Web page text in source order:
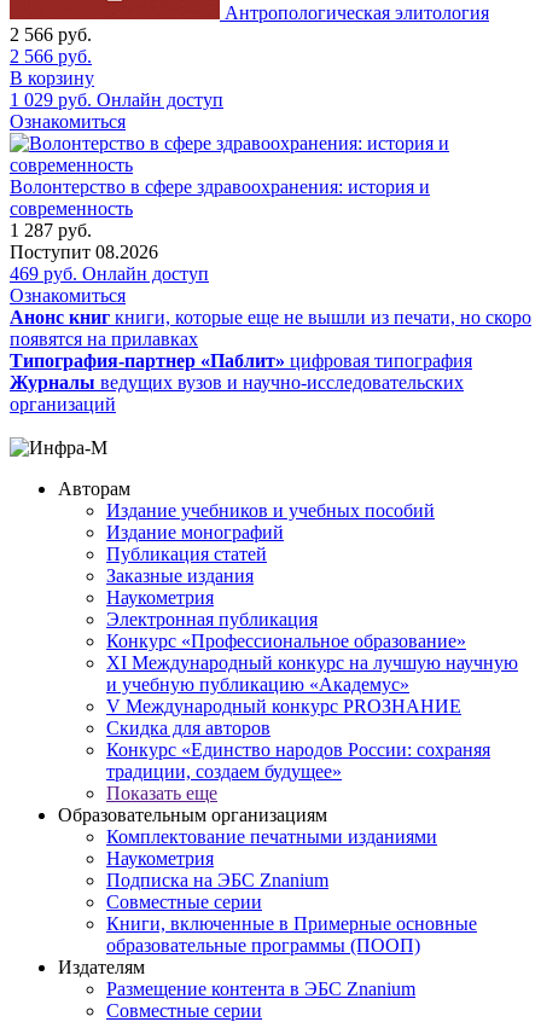
Антропологическая элитология
2 566 руб.
2 566 руб.
В корзину
1 029 руб. Онлайн доступ
Ознакомиться
Волонтерство в сфере здравоохранения: история и
современность
1 287 руб.
Поступит 08.2026
469 руб. Онлайн доступ
Ознакомиться
Анонс книг книги, которые еще не вышли из печати, но скоро
появятся на прилавках
Типография-партнер «Паблит» цифровая типография
Журналы ведущих вузов и научно-исследовательских
организаций
Авторам
Издание учебников и учебных пособий
Издание монографий
Публикация статей
Заказные издания
Наукометрия
Электронная публикация
Конкурс «Профессиональное образование»
XI Международный конкурс на лучшую научную
и учебную публикацию «Академус»
V Международный конкурс PROЗНАНИЕ
Скидка для авторов
Конкурс «Единство народов России: сохраняя
традиции, создаем будущее»
Показать еще
Образовательным организациям
Комплектование печатными изданиями
Наукометрия
Подписка на ЭБС Znanium
Совместные серии
Книги, включенные в Примерные основные
образовательные программы (ПООП)
Издателям
Размещение контента в ЭБС Znanium
Совместные серии